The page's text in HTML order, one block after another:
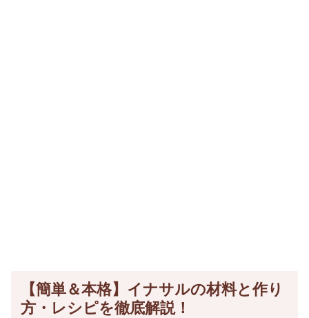
【簡単＆本格】イナサルの材料と作り
方・レシピを徹底解説！